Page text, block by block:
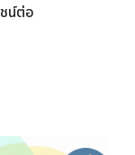
น์ต่อ